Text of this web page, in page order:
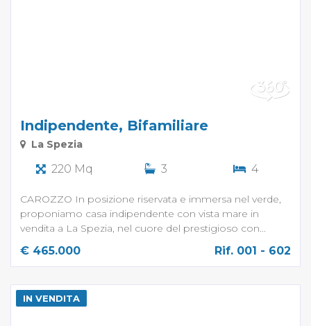
Indipendente, Bifamiliare
La Spezia
220 Mq 3 4
CAROZZO In posizione riservata e immersa nel verde,
proponiamo casa indipendente con vista mare in
vendita a La Spezia, nel cuore del prestigioso con...
€ 465.000 Rif. 001 - 602
IN VENDITA